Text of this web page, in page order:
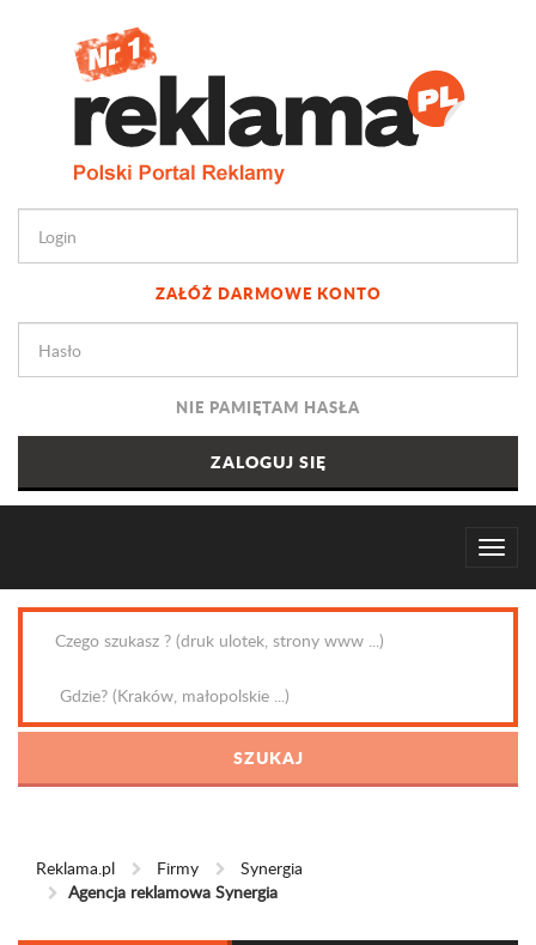
ZAŁÓŻ DARMOWE KONTO
NIE PAMIĘTAM HASŁA
Reklama.pl Firmy
Synergia
Agencja reklamowa Synergia